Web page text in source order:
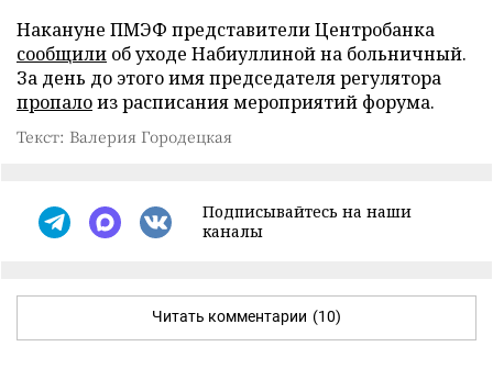
Накануне ПМЭФ представители Центробанка
сообщили об уходе Набиуллиной на больничный.
За день до этого имя председателя регулятора
пропалоиз расписания мероприятий форума.
Текст: Валерия Городецкая
Подписывайтесь на наши
каналы
Читать комментарии (10)